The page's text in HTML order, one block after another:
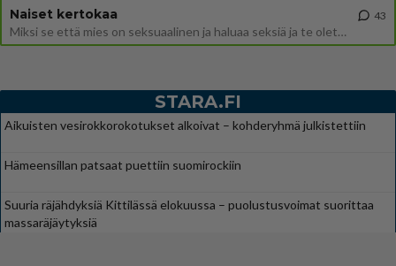
Naiset kertokaa
Miksi se että mies on seksuaalinen ja haluaa seksiä ja te olette hänen mielestänne haluttava on vastenmielistä? Mikä sii
43
STARA.FI
Aikuisten vesirokkorokotukset alkoivat – kohderyhmä julkistettiin
Hämeensillan patsaat puettiin suomirockiin
Suuria räjähdyksiä Kittilässä elokuussa – puolustusvoimat suorittaa
massaräjäytyksiä